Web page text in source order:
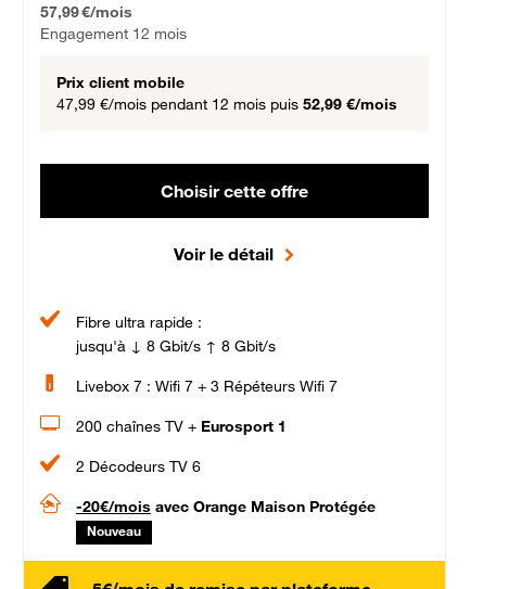
57,99 €/mois
Engagement 12 mois
Prix client mobile
47,99 €/mois pendant 12 mois puis 52,99 €/mois
Choisir cette offre
Voir le détail
Fibre ultra rapide :
jusqu'à ↓ 8 Gbit/s ↑ 8 Gbit/s
Livebox 7 : Wifi 7 + 3 Répéteurs Wifi 7
200 chaînes TV + Eurosport 1
2 Décodeurs TV 6
-20€/mois avec Orange Maison Protégée
Nouveau